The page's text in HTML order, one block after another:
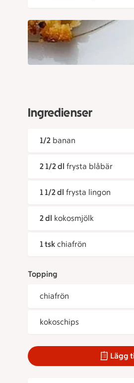
Ingredienser
1/2 banan
2 1/2 dl frysta blåbär
1 1/2 dl frysta lingon
2 dl kokosmjölk
1 tsk chiafrön
Topping
chiafrön
kokoschips
Lägg